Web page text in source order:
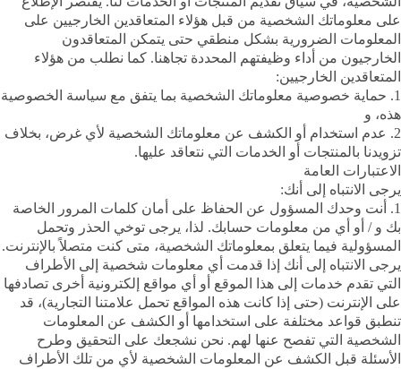
على معلوماتك الشخصية من قبل هؤلاء المتعاقدين الخارجيين على
المعلومات الضرورية بشكل منطقي حتى يتمكن المتعاقدون
الخارجيون من أداء وظيفتهم المحددة تجاهنا. كما نطلب من هؤلاء
المتعاقدين الخارجيين:
1. حماية خصوصية معلوماتك الشخصية بما يتفق مع سياسة الخصوصية
هذه، و
2. عدم استخدام أو الكشف عن معلوماتك الشخصية لأي غرض، بخلاف
تزويدنا بالمنتجات أو الخدمات التي نتعاقد عليها.
الاعتبارات العامة
يرجى الانتباه إلى أنك:
1. أنت وحدك المسؤول عن الحفاظ على أمان كلمات المرور الخاصة
بك و / أو أي من معلومات حسابك. لذا، يرجى توخي الحذر وتحمل
المسؤولية فيما يتعلق بمعلوماتك الشخصية، متى كنت متصلاً بالإنترنت.
يرجى الانتباه إلى أنك إذا قدمت أي معلومات شخصية إلى الأطراف
التي تقدم خدمات إلى هذا الموقع أو أي مواقع إلكترونية أخرى تصادفها
على الإنترنت (حتى إذا كانت هذه المواقع تحمل علامتنا التجارية)، قد
تنطبق قواعد مختلفة على استخدامها أو الكشف عن المعلومات
الشخصية التي تفصح عنها لهم. نحن نشجعك على التحقيق وطرح
الأسئلة قبل الكشف عن المعلومات الشخصية لأي من تلك الأطراف